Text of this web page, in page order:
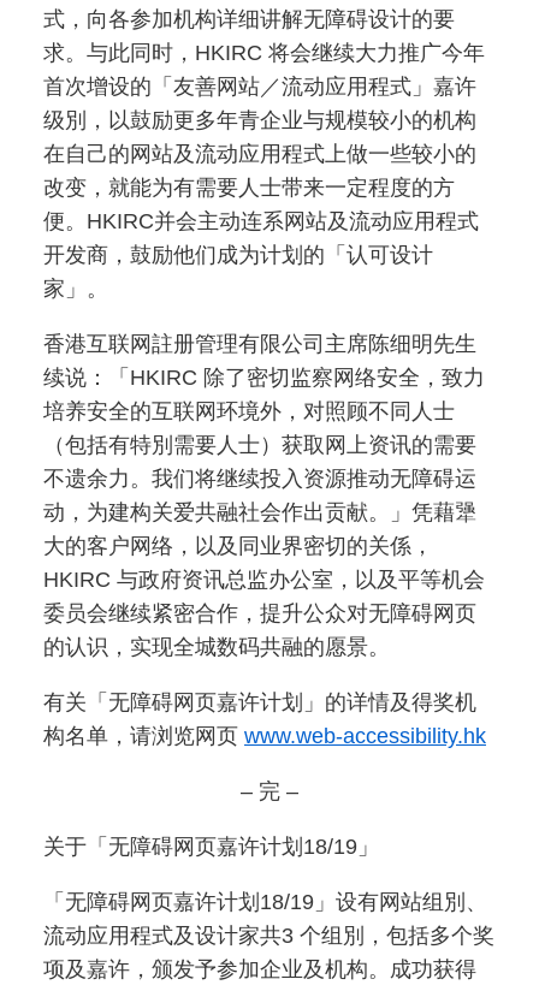
式，向各参加机构详细讲解无障碍设计的要
求。与此同时，HKIRC 将会继续大力推广今年
首次增设的「友善网站／流动应用程式」嘉许
级別，以鼓励更多年青企业与规模较小的机构
在自己的网站及流动应用程式上做一些较小的
改变，就能为有需要人士带来一定程度的方
便。HKIRC并会主动连系网站及流动应用程式
开发商，鼓励他们成为计划的「认可设计
家」。
香港互联网註册管理有限公司主席陈细明先生
续说：「HKIRC 除了密切监察网络安全，致力
培养安全的互联网环境外，对照顾不同人士
（包括有特別需要人士）获取网上资讯的需要
不遗余力。我们将继续投入资源推动无障碍运
动，为建构关爱共融社会作出贡献。」凭藉犟
大的客户网络，以及同业界密切的关係，
HKIRC 与政府资讯总监办公室，以及平等机会
委员会继续紧密合作，提升公众对无障碍网页
的认识，实现全城数码共融的愿景。
有关「无障碍网页嘉许计划」的详情及得奖机
构名单，请浏览网页 www.web-accessibility.hk
– 完 –
关于「无障碍网页嘉许计划18/19」
「无障碍网页嘉许计划18/19」设有网站组別、
流动应用程式及设计家共3 个组別，包括多个奖
项及嘉许，颁发予参加企业及机构。成功获得